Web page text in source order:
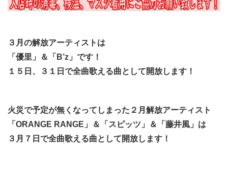
３月の解放アーティストは
「優里」＆「B’z」です！
１５日、３１日で全曲歌える曲として開放します！
火災で予定が無くなってしまった２月解放アーティスト
「ORANGE RANGE」＆「スピッツ」＆「藤井風」は
３月７日で全曲歌える曲として開放します！